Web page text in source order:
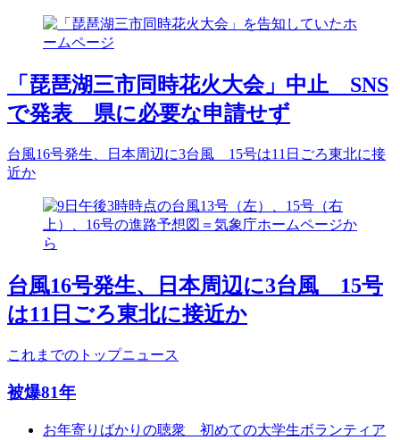
「琵琶湖三市同時花火大会」中止 SNS
で発表 県に必要な申請せず
台風16号発生、日本周辺に3台風 15号は11日ごろ東北に接
近か
台風16号発生、日本周辺に3台風 15号
は11日ごろ東北に接近か
これまでのトップニュース
被爆81年
お年寄りばかりの聴衆 初めての大学生ボランティア